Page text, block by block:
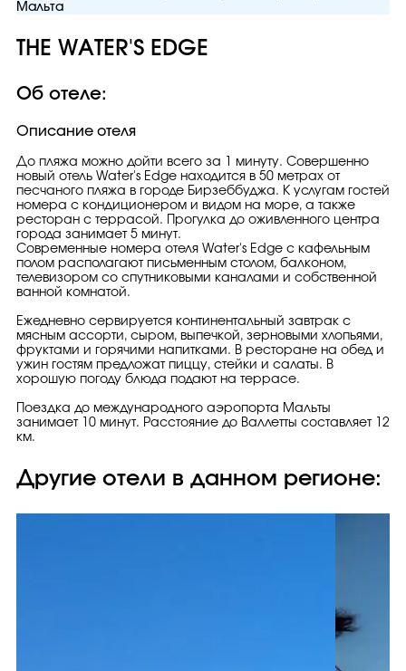
Мальта
THE WATER'S EDGE
Об отеле:
Описание отеля
До пляжа можно дойти всего за 1 минуту. Совершенно
новый отель Water's Edge находится в 50 метрах от
песчаного пляжа в городе Бирзеббуджа. К услугам гостей
номера с кондиционером и видом на море, а также
ресторан с террасой. Прогулка до оживленного центра
города занимает 5 минут.
Современные номера отеля Water's Edge с кафельным
полом располагают письменным столом, балконом,
телевизором со спутниковыми каналами и собственной
ванной комнатой.
Ежедневно сервируется континентальный завтрак с
мясным ассорти, сыром, выпечкой, зерновыми хлопьями,
фруктами и горячими напитками. В ресторане на обед и
ужин гостям предложат пиццу, стейки и салаты. В
хорошую погоду блюда подают на террасе.
Поездка до международного аэропорта Мальты
занимает 10 минут. Расстояние до Валлетты составляет 12
км.
Другие отели в данном регионе: